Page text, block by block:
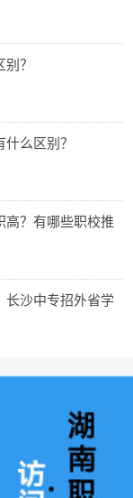
？
么区别？
高？有哪些职校推
长沙中专招外省学